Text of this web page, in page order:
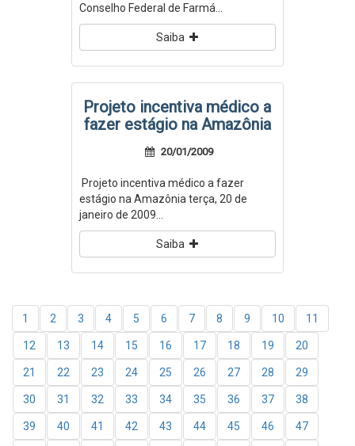
Conselho Federal de Farmá...
Saiba
Projeto incentiva médico a
fazer estágio na Amazônia
20/01/2009
Projeto incentiva médico a fazer
estágio na Amazônia terça, 20 de
janeiro de 2009...
Saiba
1 2 3 4 5 6 7 8 9 10 11
12 13 14 15 16 17 18 19 20
21 22 23 24 25 26 27 28 29
30 31 32 33 34 35 36 37 38
39 40 41 42 43 44 45 46 47